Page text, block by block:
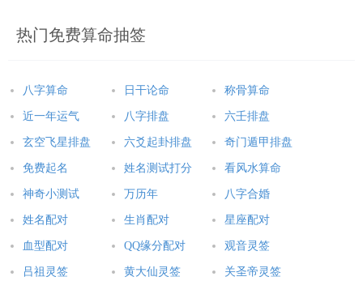
热门免费算命抽签
八字算命 日干论命 称骨算命
近一年运气 八字排盘 六壬排盘
玄空飞星排盘 六爻起卦排盘 奇门遁甲排盘
免费起名 姓名测试打分 看风水算命
神奇小测试 万历年 八字合婚
姓名配对 生肖配对 星座配对
血型配对 QQ缘分配对 观音灵签
吕祖灵签 黄大仙灵签 关圣帝灵签